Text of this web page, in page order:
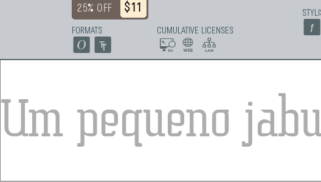
25% OFF $11
FORMATS CUMULATIVE LICENSES